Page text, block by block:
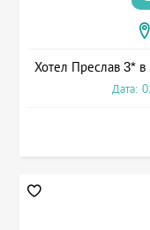
Хотел Преслав 3*
Дата: